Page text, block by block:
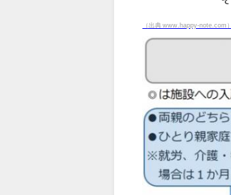
（出典 www.happy-note.com）